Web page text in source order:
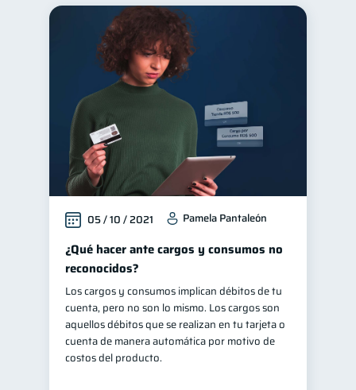
Vacaciones 2
Cuenta Abandonada 2
Finanzas en Pareja 1
Finanzas personales
Manejo de deudas
Educación financiera 31
Finanzas para jóvenes
Control de deudas 30
Finanzas familiares 25
Inclusión financiera 22
Bienestar financiero
Finanzas para mujeres 20
Productos financieros 11
Organización Financiera 10
05 / 10 / 2021 Pamela Pantaleón
¿Qué hacer ante cargos y consumos no
reconocidos?
Los cargos y consumos implican débitos de tu
cuenta, pero no son lo mismo. Los cargos son
aquellos débitos que se realizan en tu tarjeta o
cuenta de manera automática por motivo de
costos del producto.